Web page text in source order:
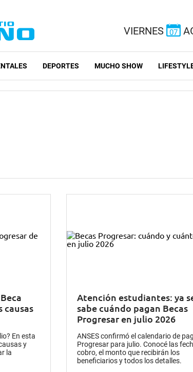
VIERNES 07
DEPORTES MUCHO SHOW
causas
En esta
y
la
Atención estudiantes: ya
sabe cuándo pagan Becas
Progresar en julio 2026
ANSES confirmó el calendario de
Progresar para julio. Conocé las
cobro, el monto que recibirán los
beneficiarios y todos los detalles.